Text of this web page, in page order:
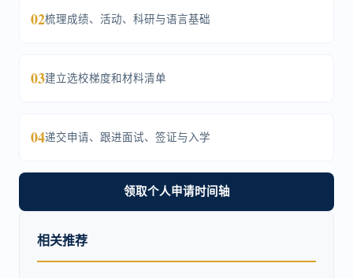
02梳理成绩、活动、科研与语言基础
03建立选校梯度和材料清单
04递交申请、跟进面试、签证与入学
领取个人申请时间轴
相关推荐